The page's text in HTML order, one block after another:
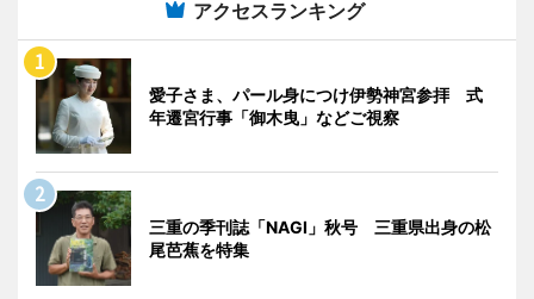
アクセスランキング
愛子さま、パール身につけ伊勢神宮参拝 式
年遷宮行事「御木曳」などご視察
三重の季刊誌「NAGI」秋号 三重県出身の松
尾芭蕉を特集